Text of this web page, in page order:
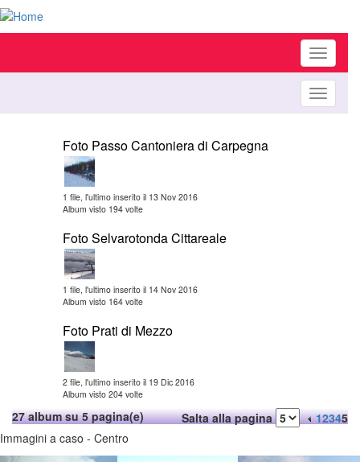
Toggle
Toggle
Foto Passo Cantoniera di Carpegna
1 file, l'ultimo inserito il 13 Nov 2016
Album visto 194 volte
Foto Selvarotonda Cittareale
1 file, l'ultimo inserito il 14 Nov 2016
Album visto 164 volte
Foto Prati di Mezzo
2 file, l'ultimo inserito il 19 Dic 2016
Album visto 204 volte
27 album su 5 pagina(e) Salta alla pagina 12345
Immagini a caso - Centro